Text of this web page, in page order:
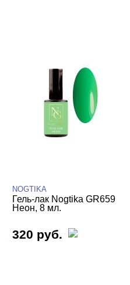
Ультрамарин
Фиолетовый сахар
Шоколадный бисквит
Экзотические
Яркие
БРЕНДЫ
NOGTIKA
NOGTIKA
Гель-лак Nogtika GR659
Неон, 8 мл.
320 руб.